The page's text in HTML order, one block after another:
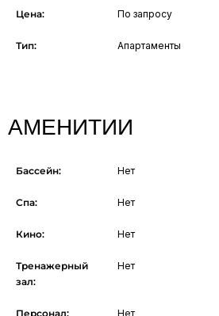
Цена: По запросу
Тип: Апартаменты
АМЕНИТИИ
Бассейн: Нет
Спа: Нет
Кино: Нет
Тренажерный
зал:
Нет
Персонал: Нет